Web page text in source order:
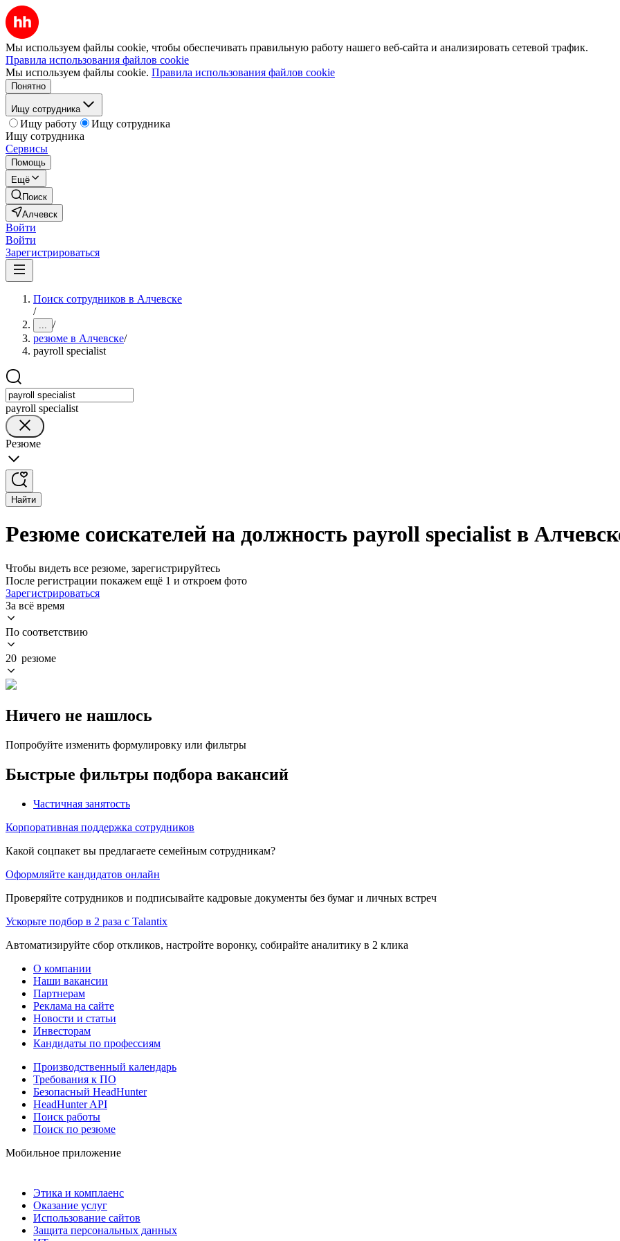
Мы используем файлы cookie, чтобы обеспечивать правильную работу нашего веб-сайта и анализировать сетевой трафик.
Правила использования файлов cookie
Мы используем файлы cookie. Правила использования файлов cookie
Понятно
Ищу сотрудника
Ищу работу
Ищу сотрудника
Ищу сотрудника
Сервисы
Помощь
Ещё
Поиск
Алчевск
Войти
Войти
Зарегистрироваться
Поиск сотрудников в Алчевске
/
... /
резюме в Алчевске/
payroll specialist
payroll specialist
Резюме
Найти
Резюме соискателей на должность payroll specialist в
Чтобы видеть все резюме, зарегистрируйтесь
После регистрации покажем ещё 1 и откроем фото
Зарегистрироваться
За всё время
По соответствию
20 резюме
Ничего не нашлось
Попробуйте изменить формулировку или фильтры
Быстрые фильтры подбора вакансий
Частичная занятость
Корпоративная поддержка сотрудников
Какой соцпакет вы предлагаете семейным сотрудникам?
Оформляйте кандидатов онлайн
Проверяйте сотрудников и подписывайте кадровые документы без бумаг и личных встреч
Ускорьте подбор в 2 раза с Talantix
Автоматизируйте сбор откликов, настройте воронку, собирайте аналитику в 2 клика
О компании
Наши вакансии
Партнерам
Реклама на сайте
Новости и статьи
Инвесторам
Кандидаты по профессиям
Производственный календарь
Требования к ПО
Безопасный HeadHunter
HeadHunter API
Поиск работы
Поиск по резюме
Мобильное приложение
Этика и комплаенс
Оказание услуг
Использование сайтов
Защита персональных данных